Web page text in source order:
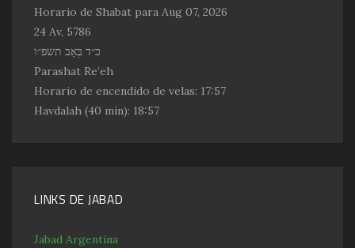
Horario de Shabat para Aug 07, 2026
24 Av, 5786
כ״ד בְּאָב תשפ״ו
Parashat Re’eh
Horario de encendido de velas: 17:57
Havdalah (40 min): 18:57
LINKS DE JABAD
Jabad Argentina